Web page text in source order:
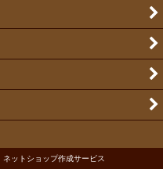
ネットショップ作成サービス